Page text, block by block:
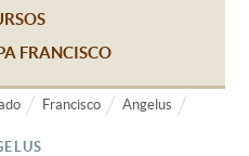
FRANCISCO
Francisco Angelus